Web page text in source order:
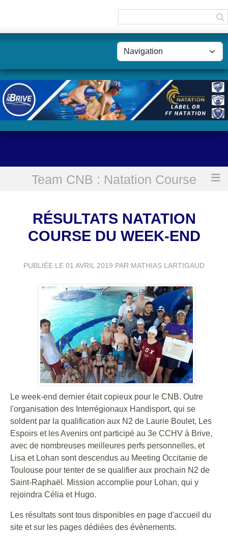
Team CNB : Natation Course
Résultats Natation Course du week-end
RÉSULTATS NATATION
COURSE DU WEEK-END
PUBLIÉE LE 01 AVRIL 2019 PAR MATHIAS LARTIGAUD
Le week-end dernier était copieux pour le CNB. Outre
l'organisation des Interrégionaux Handisport, qui se
soldent par la qualification aux N2 de Laurie Boulet, Les
Espoirs et les Avenirs ont participé au 3e CCHV à Brive,
avec de nombreuses meilleures perfs personnelles, et
Lisa et Lohan sont descendus au Meeting Occitanie de
Toulouse pour tenter de se qualifier aux prochain N2 de
Saint-Raphaël. Mission accomplie pour Lohan, qui y
rejoindra Célia et Hugo.
Les résultats sont tous disponibles en page d'accueil du
site et sur les pages dédiées des évènements.